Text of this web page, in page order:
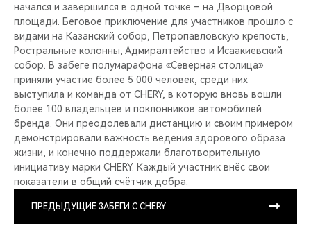
начался и завершился в одной точке – на Дворцовой
площади. Беговое приключение для участников прошло с
видами на Казанский собор, Петропавловскую крепость,
Ростральные колонны, Адмиралтейство и Исаакиевский
собор. В забеге полумарафона «Северная столица»
приняли участие более 5 000 человек, среди них
выступила и команда от CHERY, в которую вновь вошли
более 100 владельцев и поклонников автомобилей
бренда. Они преодолевали дистанцию и своим примером
демонстрировали важность ведения здорового образа
жизни, и конечно поддержали благотворительную
инициативу марки CHERY. Каждый участник внёс свои
показатели в общий счётчик добра.
ПРЕДЫДУЩИЕ ЗАБЕГИ С CHERY